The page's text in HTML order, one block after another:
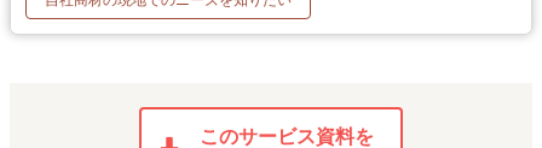
このサービス資料を